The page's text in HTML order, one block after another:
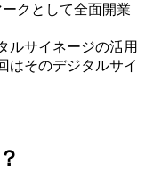
クとして全面開業
ルサイネージの活用
はそのデジタルサイ